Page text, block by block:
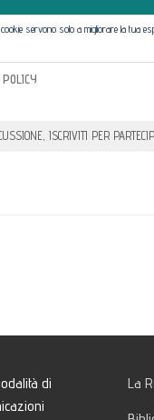
ISCRIVITI PER
di
La
servono solo a migliorare la tua